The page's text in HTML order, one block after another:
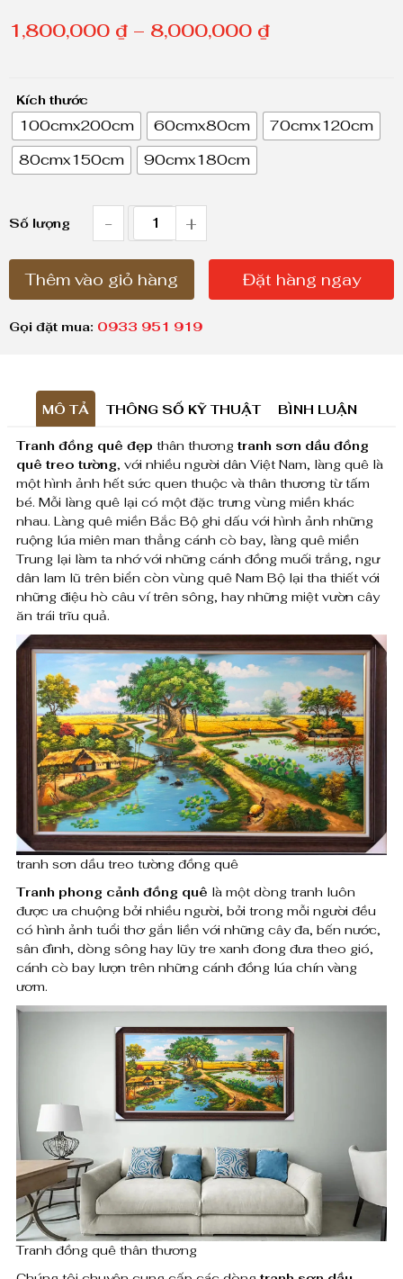
1,800,000 ₫ – 8,000,000 ₫K
ả
n
:
t
8
0
,
0
0
0
đ
ế
n
8
,
0
0
0
0
0
0
₫
Kích thước
100cmx200cm 60cmx80cm
70cmx120cm
80cmx150cm
90cmx180cm
Số lượng -
T
a
n
ồ
n
g
q
u
ê
ẹ
p
t
h
â
n
t
h
ư
ơ
n
t
r
a
n
h
s
ơ
n
+
Thêm vào giỏ hàng Đặt hàng ngay
Gọi đặt mua: 0933 951 919
MÔ TẢ THÔNG SỐ KỸ THUẬT BÌNH LUẬN
Tranh đồng quê đẹp thân thương tranh sơn dầu đồng
quê treo tường, với nhiều người dân Việt Nam, làng quê là
một hình ảnh hết sức quen thuộc và thân thương từ tấm
bé. Mỗi làng quê lại có một đặc trưng vùng miền khác
nhau. Làng quê miền Bắc Bộ ghi dấu với hình ảnh những
ruộng lúa miên man thẳng cánh cò bay, làng quê miền
Trung lại làm ta nhớ với những cánh đồng muối trắng, ngư
dân lam lũ trên biển còn vùng quê Nam Bộ lại tha thiết với
những điệu hò câu ví trên sông, hay những miệt vườn cây
ăn trái trĩu quả.
tranh sơn dầu treo tường đồng quê
Tranh phong cảnh đồng quê là một dòng tranh luôn
được ưa chuộng bởi nhiều người, bởi trong mỗi người đều
có hình ảnh tuổi thơ gắn liền với những cây đa, bến nước,
sân đình, dòng sông hay lũy tre xanh đong đưa theo gió,
cánh cò bay lượn trên những cánh đồng lúa chín vàng
ươm.
Tranh đồng quê thân thương